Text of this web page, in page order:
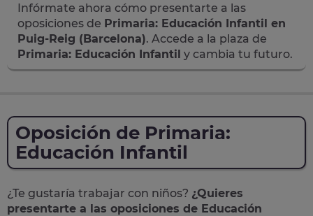
Infórmate ahora cómo presentarte a las
oposiciones de Primaria: Educación Infantil en
Puig-Reig (Barcelona). Accede a la plaza de
Primaria: Educación Infantil y cambia tu futuro.
Oposición de Primaria:
Educación Infantil
¿Te gustaría trabajar con niños? ¿Quieres
presentarte a las oposiciones de Educación